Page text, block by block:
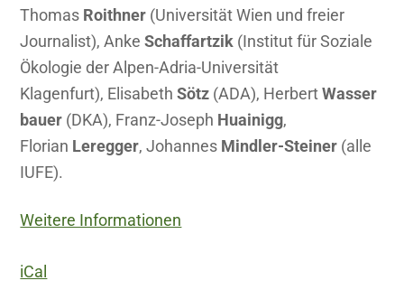
Thomas Roithner (Universität Wien und freier
Journalist), AnkeSchaffartzik (Institut für Soziale
Ökologie der Alpen-Adria-Universität
Klagenfurt), ElisabethSötz (ADA), HerbertWasser
bauer (DKA), Franz-Joseph Huainigg,
Florian Leregger, Johannes Mindler-Steiner (alle
IUFE).
Weitere Informationen
iCal